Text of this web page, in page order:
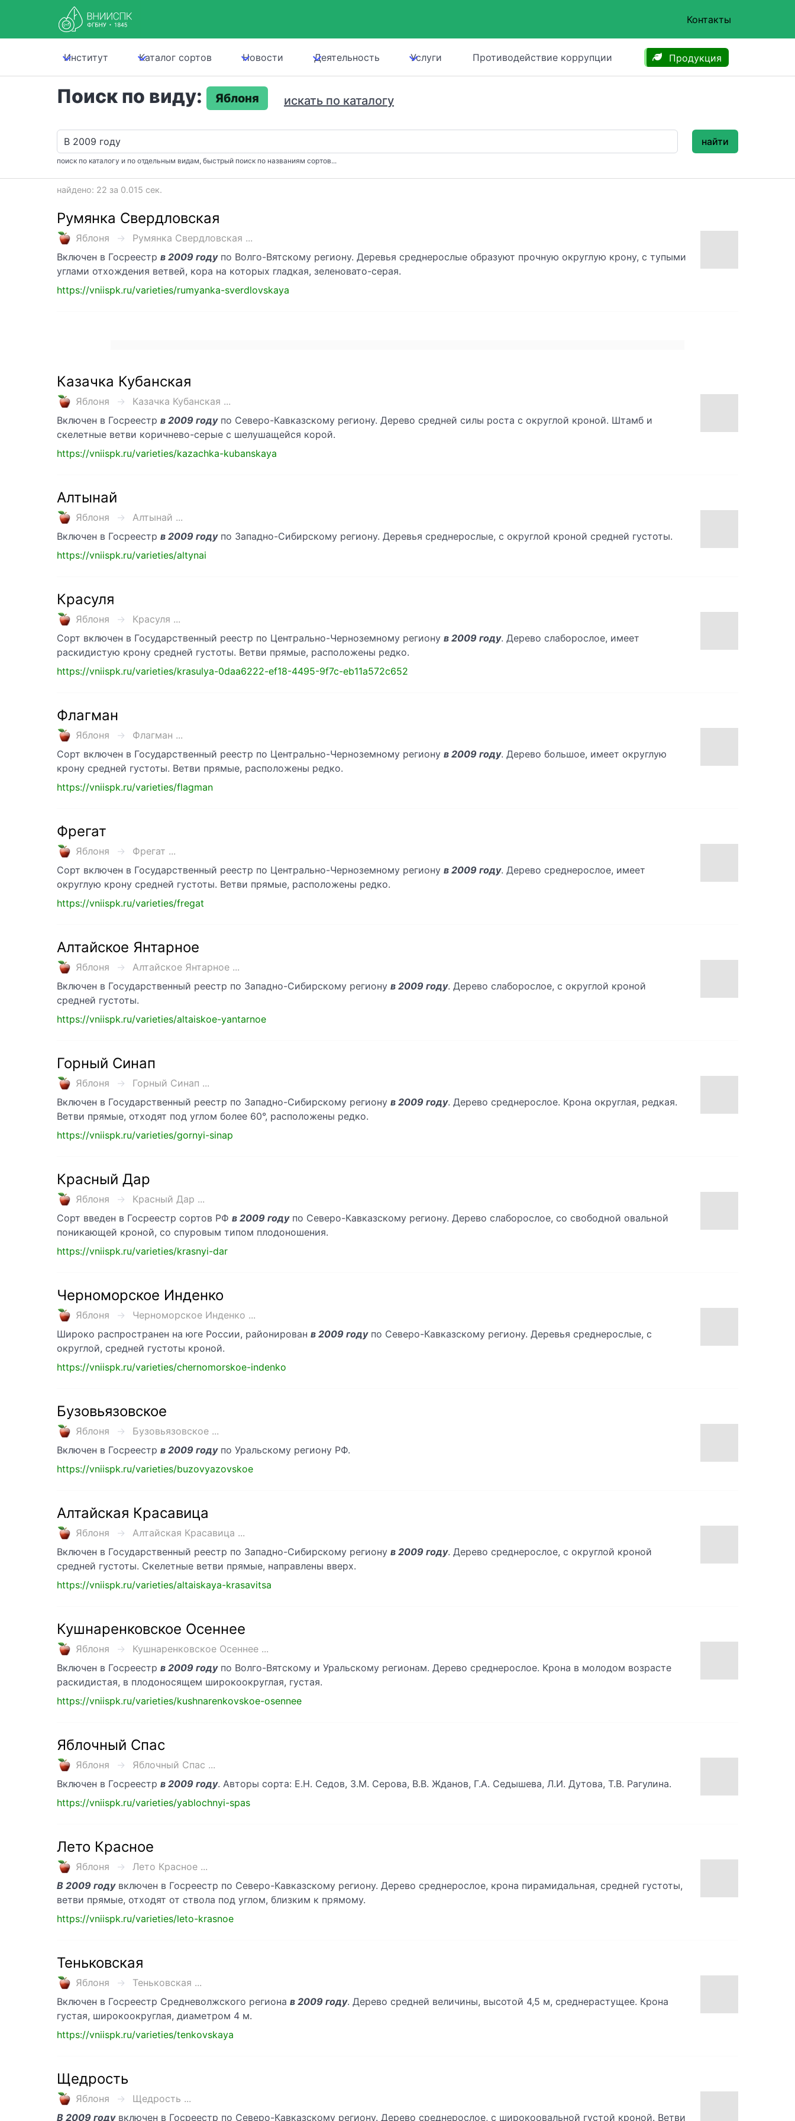
Контакты
Институт Каталог сортов Новости Деятельность Услуги Противодействие коррупции Продукция
Поиск по виду: Яблоня искать по каталогу
поиск по каталогу и по отдельным видам, быстрый поиск по названиям сортов...
найти
найдено: 22 за 0.015 сек.
Румянка Свердловская
Яблоня
Румянка Свердловская ...
Включен в Госреестр в 2009 годупо Волго-Вятскому региону. Деревья среднерослые образуют прочную округлую крону, с тупыми
углами отхождения ветвей, кора на которых гладкая, зеленовато-серая.
https://vniispk.ru/varieties/rumyanka-sverdlovskaya
Казачка Кубанская
Яблоня
Казачка Кубанская ...
Включен в Госреестр в 2009 годупо Северо-Кавказскому региону. Дерево средней силы роста с округлой кроной. Штамб и
скелетные ветви коричнево-серые с шелушащейся корой.
https://vniispk.ru/varieties/kazachka-kubanskaya
Алтынай
Яблоня
Алтынай ...
Включен в Госреестр в 2009 годупо Западно-Сибирскому региону. Деревья среднерослые, с округлой кроной средней густоты.
https://vniispk.ru/varieties/altynai
Красуля
Яблоня
Красуля ...
Сорт включен в Государственный реестр по Центрально-Черноземному региону в 2009 году. Дерево слаборослое, имеет
раскидистую крону средней густоты. Ветви прямые, расположены редко.
https://vniispk.ru/varieties/krasulya-0daa6222-ef18-4495-9f7c-eb11a572c652
Флагман
Яблоня
Флагман ...
Сорт включен в Государственный реестр по Центрально-Черноземному региону в 2009 году. Дерево большое, имеет округлую
крону средней густоты. Ветви прямые, расположены редко.
https://vniispk.ru/varieties/flagman
Фрегат
Яблоня
Фрегат ...
Сорт включен в Государственный реестр по Центрально-Черноземному региону в 2009 году. Дерево среднерослое, имеет
округлую крону средней густоты. Ветви прямые, расположены редко.
https://vniispk.ru/varieties/fregat
Алтайское Янтарное
Яблоня
Алтайское Янтарное ...
Включен в Государственный реестр по Западно-Сибирскому региону в 2009 году. Дерево слаборослое, с округлой кроной
средней густоты.
https://vniispk.ru/varieties/altaiskoe-yantarnoe
Горный Синап
Яблоня
Горный Синап ...
Включен в Государственный реестр по Западно-Сибирскому региону в 2009 году. Дерево среднерослое. Крона округлая, редкая.
Ветви прямые, отходят под углом более 60°, расположены редко.
https://vniispk.ru/varieties/gornyi-sinap
Красный Дар
Яблоня
Красный Дар ...
Сорт введен в Госреестр сортов РФ в 2009 годупо Северо-Кавказскому региону. Дерево слаборослое, со свободной овальной
поникающей кроной, со спуровым типом плодоношения.
https://vniispk.ru/varieties/krasnyi-dar
Черноморское Инденко
Яблоня
Черноморское Инденко ...
Широко распространен на юге России, районирован в 2009 годупо Северо-Кавказскому региону. Деревья среднерослые, с
округлой, средней густоты кроной.
https://vniispk.ru/varieties/chernomorskoe-indenko
Бузовьязовское
Яблоня
Бузовьязовское ...
Включен в Госреестр в 2009 годупо Уральскому региону РФ.
https://vniispk.ru/varieties/buzovyazovskoe
Алтайская Красавица
Яблоня
Алтайская Красавица ...
Включен в Государственный реестр по Западно-Сибирскому региону в 2009 году. Дерево среднерослое, с округлой кроной
средней густоты. Скелетные ветви прямые, направлены вверх.
https://vniispk.ru/varieties/altaiskaya-krasavitsa
Кушнаренковское Осеннее
Яблоня
Кушнаренковское Осеннее ...
Включен в Госреестр в 2009 годупо Волго-Вятскому и Уральскому регионам. Дерево среднерослое. Крона в молодом возрасте
раскидистая, в плодоносящем широкоокруглая, густая.
https://vniispk.ru/varieties/kushnarenkovskoe-osennee
Яблочный Спас
Яблоня
Яблочный Спас ...
Включен в Госреестр в 2009 году. Авторы сорта: Е.Н. Седов, 3.М. Серова, В.В. Жданов, Г.А. Седышева, Л.И. Дутова, Т.В. Рагулина.
https://vniispk.ru/varieties/yablochnyi-spas
Лето Красное
Яблоня
Лето Красное ...
В 2009 годувключен в Госреестр по Северо-Кавказскому региону. Дерево среднерослое, крона пирамидальная, средней густоты,
ветви прямые, отходят от ствола под углом, близким к прямому.
https://vniispk.ru/varieties/leto-krasnoe
Теньковская
Яблоня
Теньковская ...
Включен в Госреестр Средневолжского региона в 2009 году. Дерево средней величины, высотой 4,5 м, среднерастущее. Крона
густая, широкоокруглая, диаметром 4 м.
https://vniispk.ru/varieties/tenkovskaya
Щедрость
Яблоня
Щедрость ...
В 2009 годувключен в Госреестр по Северо-Кавказскому региону. Дерево среднерослое, с широкоовальной густой кроной. Ветви